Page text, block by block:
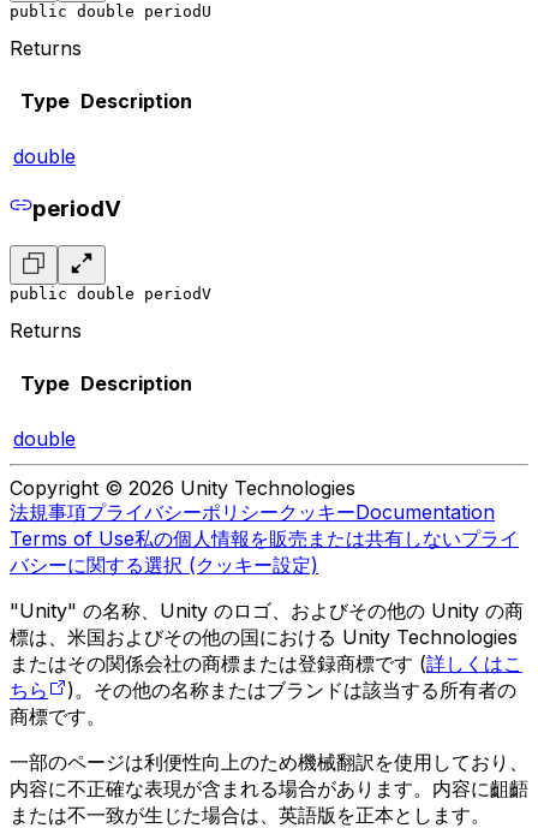
public double periodU
Returns
Type Description
double
periodV
public double periodV
Returns
Type Description
double
Copyright © 2026 Unity Technologies
法規事項プライバシーポリシークッキーDocumentation
Terms of Use私の個人情報を販売または共有しないプライ
バシーに関する選択 (クッキー設定)
"Unity" の名称、Unity のロゴ、およびその他の Unity の商
標は、米国およびその他の国における Unity Technologies
またはその関係会社の商標または登録商標です (詳しくはこ
ちら
)。その他の名称またはブランドは該当する所有者の
商標です。
一部のページは利便性向上のため機械翻訳を使用しており、
内容に不正確な表現が含まれる場合があります。内容に齟齬
または不一致が生じた場合は、英語版を正本とします。